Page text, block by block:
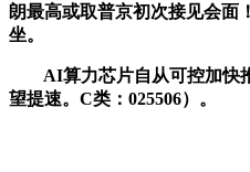
朗最高或取普京初次接见会面
坐。
AI算力芯片自从可控加快
望提速。C类：025506）。